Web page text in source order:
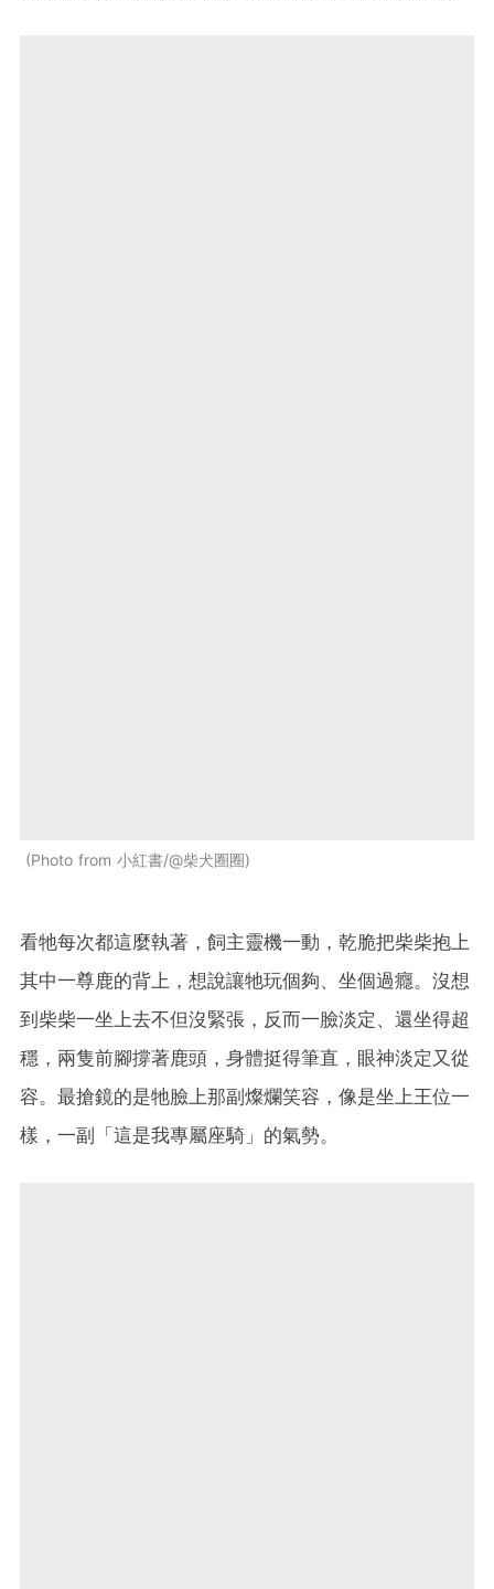
Photo from 小紅書/@柴犬圈圈
看牠每次都這麼執著，飼主靈機一動，乾脆把柴柴抱上
其中一尊鹿的背上，想說讓牠玩個夠、坐個過癮。沒想
到柴柴一坐上去不但沒緊張，反而一臉淡定、還坐得超
穩，兩隻前腳撐著鹿頭，身體挺得筆直，眼神淡定又從
容。最搶鏡的是牠臉上那副燦爛笑容，像是坐上王位一
樣，一副「這是我專屬座騎」的氣勢。